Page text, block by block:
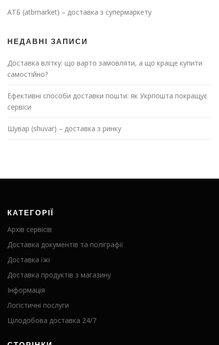
АТБ (atbmarket) – доставка з супермаркету
НЕДАВНІ ЗАПИСИ
Доставка влітку: що варто замовляти, а що краще купити
самостійно?
Ефективні способи доставки пошти: як Укрпошта покращує
сервіси
Шувар (shuvar) – доставка з ринку
КАТЕГОРІЇ
Архів сервісів
Доставка документів та поліграфії
Доставка їжі
Доставка продуктів з магазину
Інформація
Логістичні послуги
Цілодобова доставка 24/7